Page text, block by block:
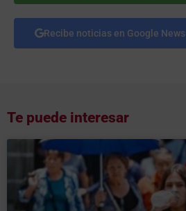
Recibe noticias en Google News
Te puede interesar